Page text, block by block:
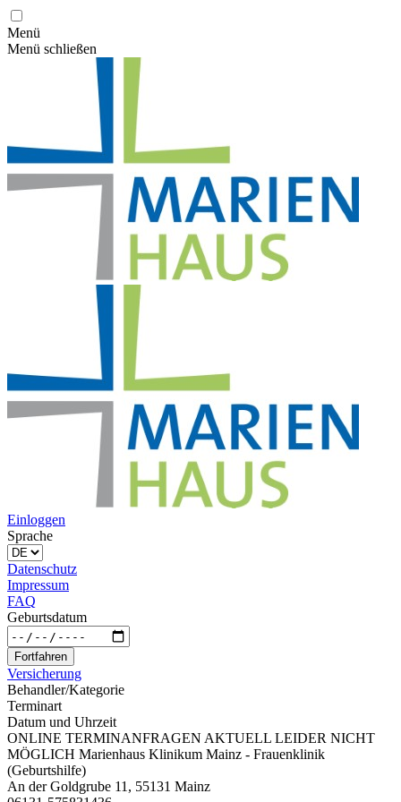
Menü
Menü schließen
Einloggen
Sprache
Datenschutz
Impressum
FAQ
Geburtsdatum
Fortfahren
Versicherung
Behandler/Kategorie
Terminart
Datum und Uhrzeit
ONLINE TERMINANFRAGEN AKTUELL LEIDER NICHT
MÖGLICH Marienhaus Klinikum Mainz - Frauenklinik
(Geburtshilfe)
An der Goldgrube 11, 55131 Mainz